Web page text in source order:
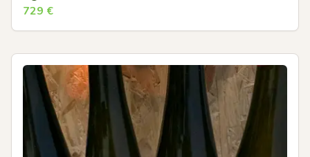
729 €